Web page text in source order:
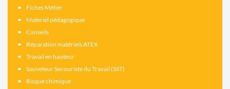
Fiches Métier
Materiel pédagogique
Conseils
Réparation matériels ATEX
Travail en hauteur
Sauveteur Secouriste du Travail (SST)
Risque chimique